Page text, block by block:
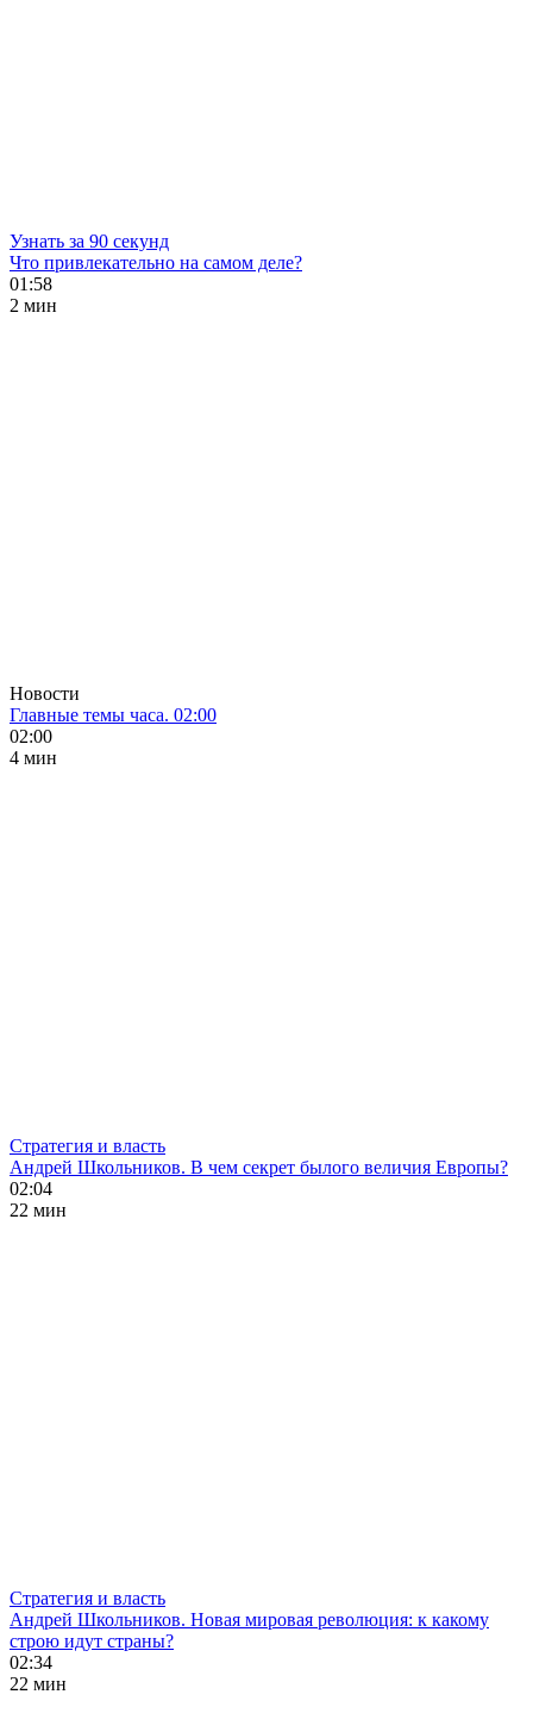
Узнать за 90 секунд
Что привлекательно на самом деле?
01:58
2 мин
Новости
Главные темы часа. 02:00
02:00
4 мин
Стратегия и власть
Андрей Школьников. В чем секрет былого величия Европы?
02:04
22 мин
Стратегия и власть
Андрей Школьников. Новая мировая революция: к какому
строю идут страны?
02:34
22 мин